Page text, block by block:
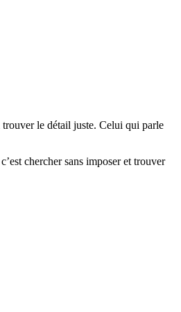
trouver le détail juste. Celui qui parle
c’est chercher sans imposer et trouver